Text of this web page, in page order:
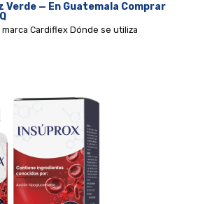
Verde — En Guatemala Comprar
Cardiflex Dónde se utiliza